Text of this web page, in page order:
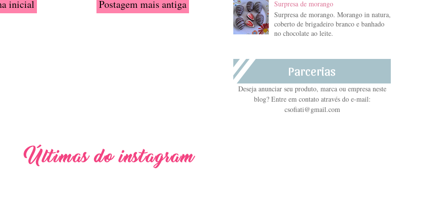
Postagem mais antiga
inicial
Surpresa de morango
Surpresa de morango. Morango in natura,
coberto de brigadeiro branco e banhado
no chocolate ao leite.
Parcerias
Deseja anunciar seu produto, marca ou empresa neste
blog? Entre em contato através do e-mail:
csofiati@gmail.com